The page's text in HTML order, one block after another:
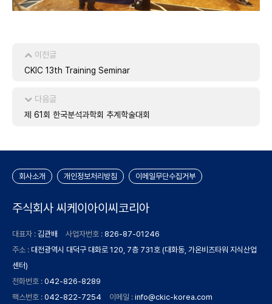
이전글
CKIC 13th Training Seminar
다음글
제 61회 한국분석과학회 추계학술대회
회사소개 개인정보처리방침 이메일무단수집거부
주식회사 씨케이아이씨코리아
대표자 : 김관배 사업자번호 : 826-87-01246
주소 : 대전광역시 대덕구 대화로 120, 7층 731호 (대화동, 가온비즈타워 지식산업
센터)
전화번호 : 042-826-8289
팩스번호 : 042-822-7254 이메일 : info@ckic-korea.com